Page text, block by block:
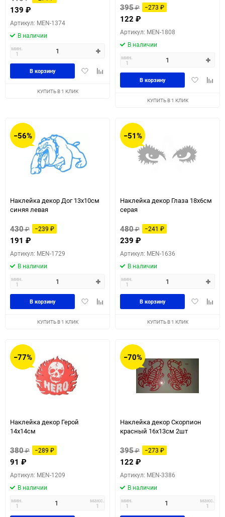
139 ₽
Артикул: MEN-1374
В наличии
мин.
1
ДобавитьДобавить
сравнению
В корзину
КУПИТЬ В 1 КЛИК
395₽ −273 ₽
122 ₽
Артикул: MEN-1808
В наличии
мин.
1
Добавить
В корзину
КУПИТЬ В 1 КЛИК
−56%
Наклейка декор Дог 13x10см
синяя левая
430₽ −239 ₽
191 ₽
Артикул: MEN-1729
В наличии
мин.
1
ДобавитьДобавить
В корзину
КУПИТЬ В 1 КЛИК
−51%
Наклейка декор Глаза 18х6см
серая
480₽ −241 ₽
239 ₽
Артикул: MEN-1636
В наличии
мин.
1
Добавить
В корзину
КУПИТЬ В 1 КЛИК
−77%
Наклейка декор Герой
14x14см
380₽ −289 ₽
91 ₽
Артикул: MEN-1209
В наличии
мин.
1
макс.
1
−70%
Наклейка декор Скорпион
красный 16х13см 2шт
395₽ −273 ₽
122 ₽
Артикул: MEN-3386
В наличии
мин.
1
макс.
1